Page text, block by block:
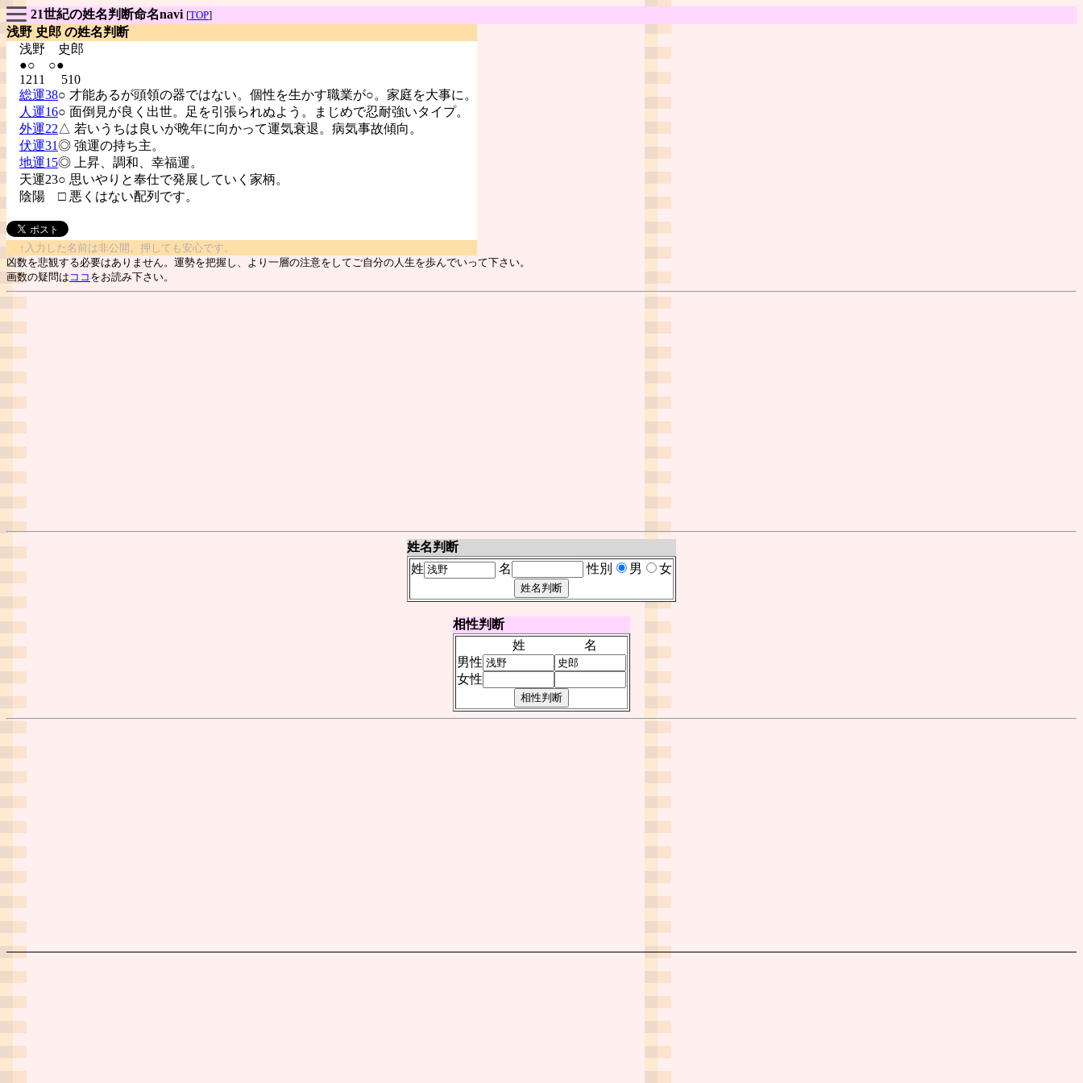
21世紀の姓名判断命名navi [TOP]
浅野 史郎 の姓名判断
浅野
史郎
●○ ○●
1211 510
総運38○ 才能あるが頭領の器ではない。個性を生かす職業が○。家庭を大事に。
人運16○ 面倒見が良く出世。足を引張られぬよう。まじめで忍耐強いタイプ。
外運22△ 若いうちは良いが晩年に向かって運気衰退。病気事故傾向。
伏運31◎ 強運の持ち主。
地運15◎ 上昇、調和、幸福運。
天運23○ 思いやりと奉仕で発展していく家柄。
陰陽 □ 悪くはない配列です。
↑入力した名前は非公開。押しても安心です。
凶数を悲観する必要はありません。運勢を把握し、より一層の注意をしてご自分の人生を歩んでいって下さい。
画数の疑問は ココ をお読み下さい。
姓名判断
姓
名 性別 男 女
相性判断
姓
名
男性
女性